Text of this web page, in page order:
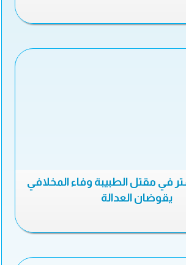
في مقتل الطبيبة وفاء المخلافي
يقوضان العدالة